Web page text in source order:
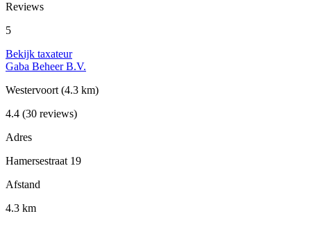
Reviews
5
Bekijk taxateur
Gaba Beheer B.V.
Westervoort (4.3 km)
4.4 (30 reviews)
Adres
Hamersestraat 19
Afstand
4.3 km